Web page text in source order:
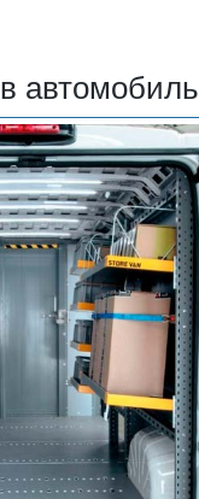
в автомобиль